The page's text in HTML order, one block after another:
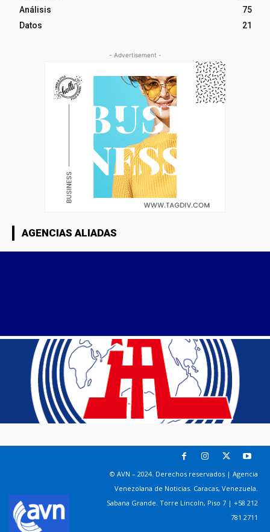
Análisis
75
Datos
21
- Advertisement -
AGENCIAS ALIADAS
© AVN – 2024. Derechos reservados | Agencia
Venezolana de Noticias. Caracas, Venezuela.
Sabana Grande. Torre Lincoln, Piso 7 | +58 212
781 2711